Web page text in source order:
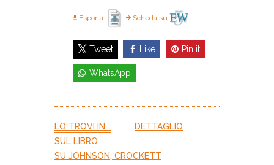
Esporta Scheda su
Tweet Like Pin it
WhatsApp
LO TROVI IN...
DETTAGLIO
SUL LIBRO
SU JOHNSON, CROCKETT